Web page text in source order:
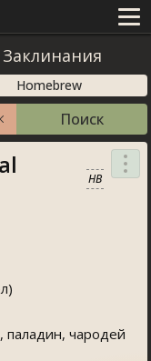
Homebrew
Поиск
HB
паладин, чародей